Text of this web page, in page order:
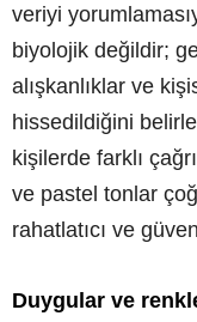
veriyi
biyolojik değildir;
alışkanlıklar ve
hissedildiğini
kişilerde farklı
ve pastel tonlar
rahatlatıcı ve
Duygular ve